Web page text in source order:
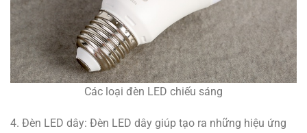
Các loại đèn LED chiếu sáng
4. Đèn LED dây: Đèn LED dây giúp tạo ra những hiệu ứng